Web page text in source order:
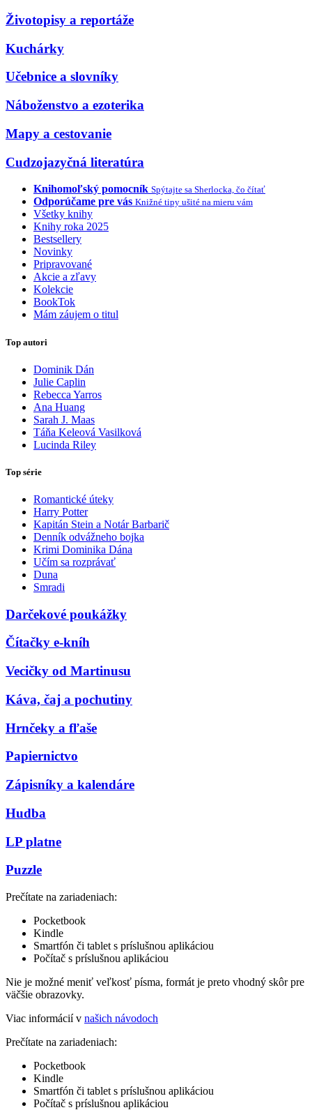
Životopisy a reportáže
Kuchárky
Učebnice a slovníky
Náboženstvo a ezoterika
Mapy a cestovanie
Cudzojazyčná literatúra
Knihomoľský pomocník Spýtajte sa Sherlocka, čo čítať
Odporúčame pre vás Knižné tipy ušité na mieru vám
Všetky knihy
Knihy roka 2025
Bestsellery
Novinky
Pripravované
Akcie a zľavy
Kolekcie
BookTok
Mám záujem o titul
Top autori
Dominik Dán
Julie Caplin
Rebecca Yarros
Ana Huang
Sarah J. Maas
Táňa Keleová Vasilková
Lucinda Riley
Top série
Romantické úteky
Harry Potter
Kapitán Stein a Notár Barbarič
Denník odvážneho bojka
Krimi Dominika Dána
Učím sa rozprávať
Duna
Smradi
Darčekové poukážky
Čítačky e-kníh
Vecičky od Martinusu
Káva, čaj a pochutiny
Hrnčeky a fľaše
Papiernictvo
Zápisníky a kalendáre
Hudba
LP platne
Puzzle
Prečítate na zariadeniach:
Pocketbook
Kindle
Smartfón či tablet s príslušnou aplikáciou
Počítač s príslušnou aplikáciou
Nie je možné meniť veľkosť písma, formát je preto vhodný skôr pre
väčšie obrazovky.
Viac informácií v našich návodoch
Prečítate na zariadeniach:
Pocketbook
Kindle
Smartfón či tablet s príslušnou aplikáciou
Počítač s príslušnou aplikáciou